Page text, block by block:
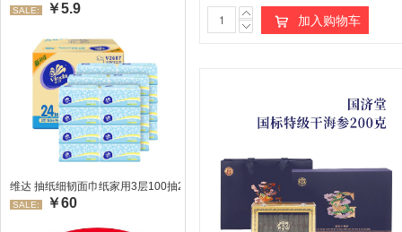
SALE: ￥5.9
维达 抽纸细韧面巾纸家用3层100抽24包/箱 超值装 偏远地区不发货偏远地区:(含
SALE: ￥60
加入购物车